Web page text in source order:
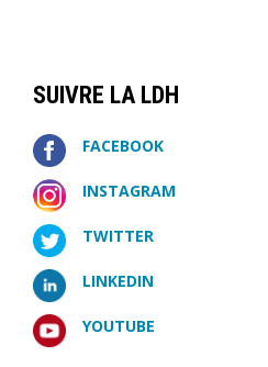
SUIVRE LA LDH
FACEBOOK
INSTAGRAM
TWITTER
LINKEDIN
YOUTUBE